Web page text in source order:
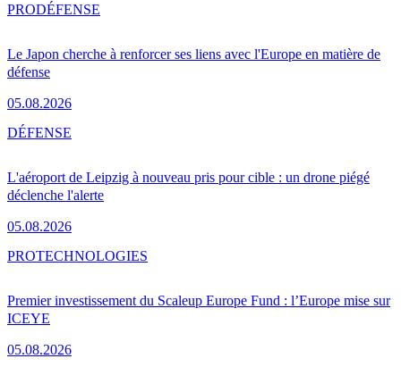
Le Japon cherche à renforcer ses liens avec l'Europe en matière de
défense
05.08.2026
PRODÉFENSE
L'aéroport de Leipzig à nouveau pris pour cible : un drone piégé
déclenche l'alerte
05.08.2026
DÉFENSE
Premier investissement du Scaleup Europe Fund : l’Europe mise sur
ICEYE
05.08.2026
PROTECHNOLOGIES